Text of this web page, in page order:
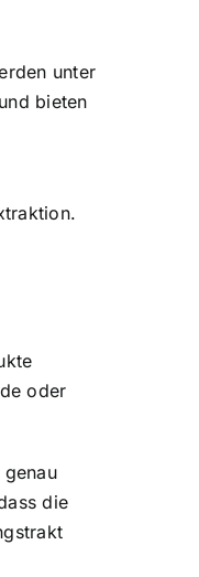
unter
bieten
oder
die